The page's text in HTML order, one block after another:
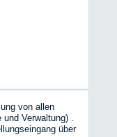
von allen
Verwaltung) .
über